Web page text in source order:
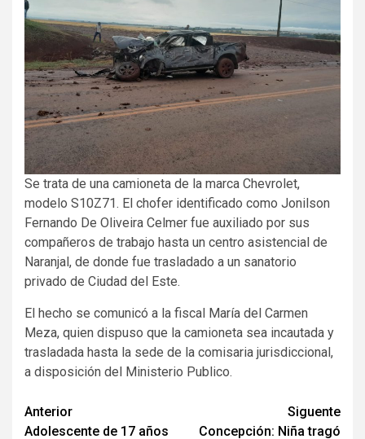
Se trata de una camioneta de la marca Chevrolet,
modelo S10Z71. El chofer identificado como Jonilson
Fernando De Oliveira Celmer fue auxiliado por sus
compañeros de trabajo hasta un centro asistencial de
Naranjal, de donde fue trasladado a un sanatorio
privado de Ciudad del Este.
El hecho se comunicó a la fiscal María del Carmen
Meza, quien dispuso que la camioneta sea incautada y
trasladada hasta la sede de la comisaria jurisdiccional,
a disposición del Ministerio Publico.
Navegación
Anterior
Adolescente de 17 años
Siguente
Concepción: Niña tragó